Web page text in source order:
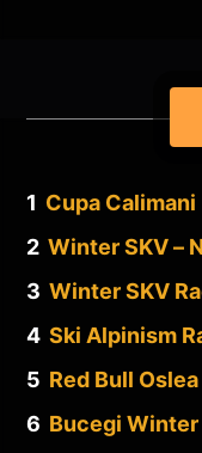
1 Cupa Calimani
2 Winter SKV –
3 Winter SKV
4 Ski Alpinism
5 Red Bull
6 Bucegi Winter